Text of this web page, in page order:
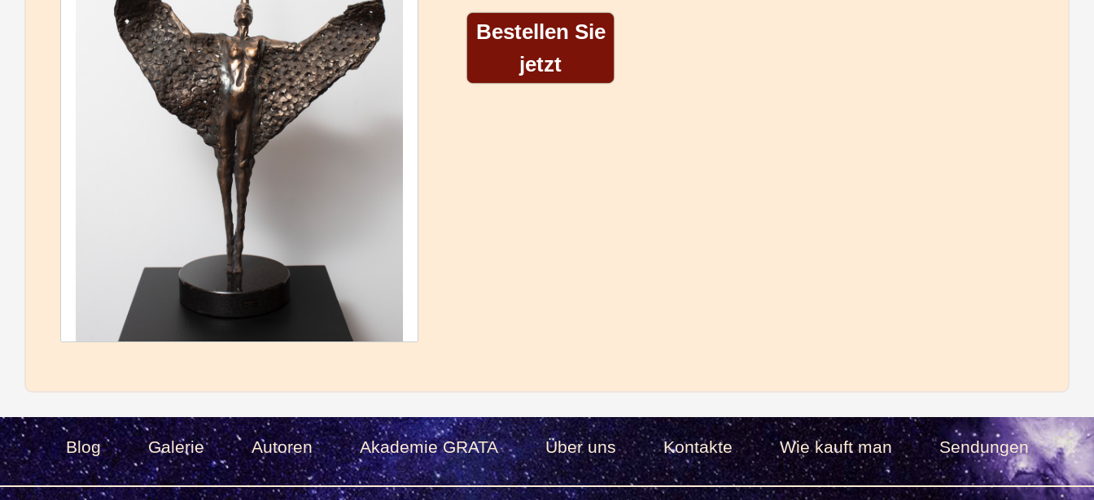
Bestellen Sie
jetzt
Blog Galerie Autoren Akademie GRATA Über uns Kontakte Wie kauft man Sendungen